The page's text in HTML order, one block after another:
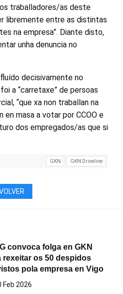
traballadores/as deste
libremente entre as distintas
na empresa”. Diante disto,
unha denuncia no
decisivamente no
a “carretaxe” de persoas
“que xa non traballan na
en masa a votar por CCOO e
dos empregados/as que si
GKN GKN Driveline
convoca folga en GKN
rexeitar os 50 despidos
pola empresa en Vigo
Feb 2026